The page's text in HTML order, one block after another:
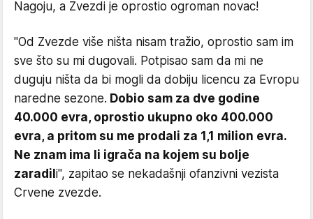
Nagoju, a Zvezdi je oprostio ogroman novac!
"Od Zvezde više ništa nisam tražio, oprostio sam im
sve što su mi dugovali. Potpisao sam da mi ne
duguju ništa da bi mogli da dobiju licencu za Evropu
naredne sezone. Dobio sam za dve godine
40.000 evra, oprostio ukupno oko 400.000
evra, a pritom su me prodali za 1,1 milion evra.
Ne znam ima li igrača na kojem su bolje
zaradil i", zapitao se nekadašnji ofanzivni vezista
Crvene zvezde.